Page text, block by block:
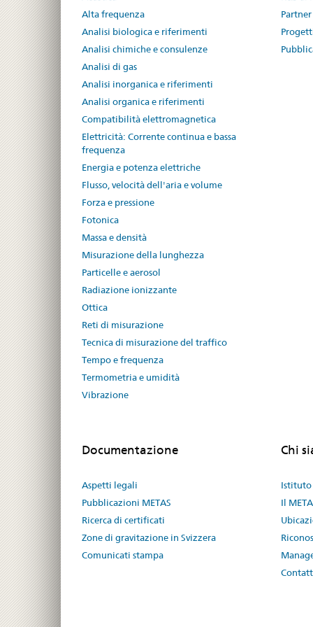
Alta frequenza
Analisi biologica e riferimenti
Analisi chimiche e consulenze
Analisi di gas
Analisi inorganica e riferimenti
Analisi organica e riferimenti
Compatibilità elettromagnetica
Elettricità: Corrente continua e bassa
frequenza
Energia e potenza elettriche
Flusso, velocità dell'aria e volume
Forza e pressione
Fotonica
Massa e densità
Misurazione della lunghezza
Particelle e aerosol
Radiazione ionizzante
Ottica
Reti di misurazione
Tecnica di misurazione del traffico
Tempo e frequenza
Termometria e umidità
Vibrazione
Documentazione
Aspetti legali
Pubblicazioni METAS
Ricerca di certificati
Zone di gravitazione in Svizzera
Comunicati stampa
Chi
Istituto
Il